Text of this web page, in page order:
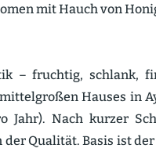
mit Hauch von
– fruchtig, schlank,
Hauses in
Jahr). Nach kurzer
der Qualität. Basis ist